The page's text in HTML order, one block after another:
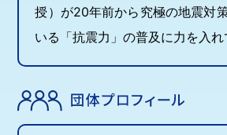
授）が20年前から究極の地震対
いる「抗震力」の普及に力を入れ